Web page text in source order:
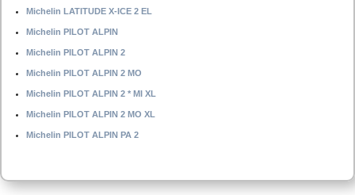
Michelin LATITUDE X-ICE 2 EL
Michelin PILOT ALPIN
Michelin PILOT ALPIN 2
Michelin PILOT ALPIN 2 MO
Michelin PILOT ALPIN 2 * MI XL
Michelin PILOT ALPIN 2 MO XL
Michelin PILOT ALPIN PA 2